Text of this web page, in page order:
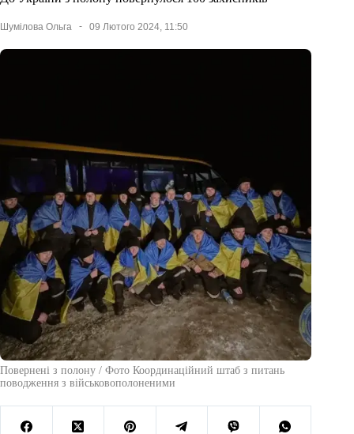
Шумілова Ольга 09 Лютого 2024, 11:50
Повернені з полону / Фото Координаційний штаб з питань
поводження з військовополоненими